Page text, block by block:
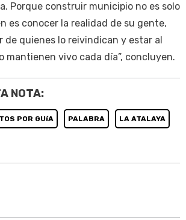
Porque construir municipio no es solo
es conocer la realidad de su gente,
de quienes lo reivindican y estar al
mantienen vivo cada día”, concluyen.
NOTA:
POR GUíA PALABRA LA ATALAYA